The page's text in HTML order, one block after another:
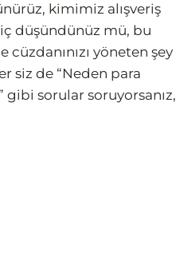
kimimiz alışveriş
düşündünüz mü, bu
cüzdanınızı yöneten şey
siz de “Neden para
sorular soruyorsanız,